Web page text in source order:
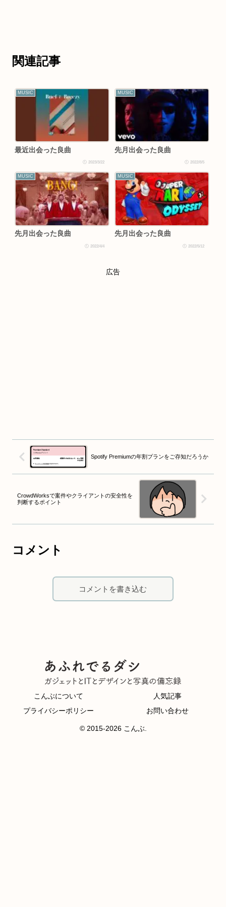
関連記事
MUSIC
最近出会った良曲
2023/3/22
MUSIC
先月出会った良曲
2022/8/5
MUSIC
先月出会った良曲
2022/4/4
MUSIC
先月出会った良曲
2022/5/12
広告
Spotify Premiumの年割プランをご存知だろうか
CrowdWorksで案件やクライアントの安全性を
判断するポイント
コメント
コメントを書き込む
こんぶについて
人気記事
プライバシーポリシー
お問い合わせ
© 2015-2026 こんぶ.